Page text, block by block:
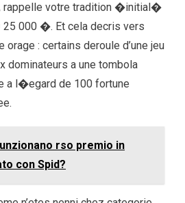
rappelle votre tradition �initial�
25 000 �. Et cela decris vers
orage : certains deroule d’une jeu
a une tombola
l�egard de 100 fortune
rso premio in
con Spid?